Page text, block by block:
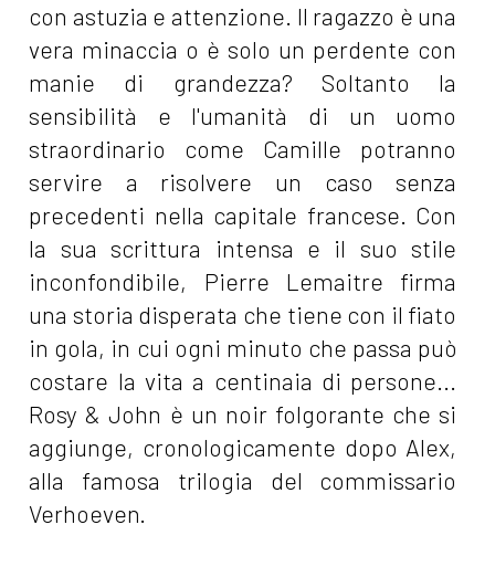
con astuzia e attenzione. Il ragazzo è una
vera minaccia o è solo un perdente con
manie di grandezza? Soltanto la
sensibilità e l'umanità di un uomo
straordinario come Camille potranno
servire a risolvere un caso senza
precedenti nella capitale francese. Con
la sua scrittura intensa e il suo stile
inconfondibile, Pierre Lemaitre firma
una storia disperata che tiene con il fiato
in gola, in cui ogni minuto che passa può
costare la vita a centinaia di persone...
Rosy & John è un noir folgorante che si
aggiunge, cronologicamente dopo Alex,
alla famosa trilogia del commissario
Verhoeven.